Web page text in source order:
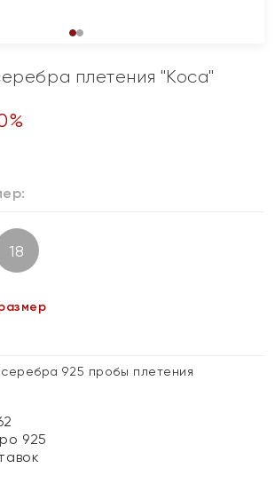
плетения "Коса"
%
18
925 пробы плетения
925